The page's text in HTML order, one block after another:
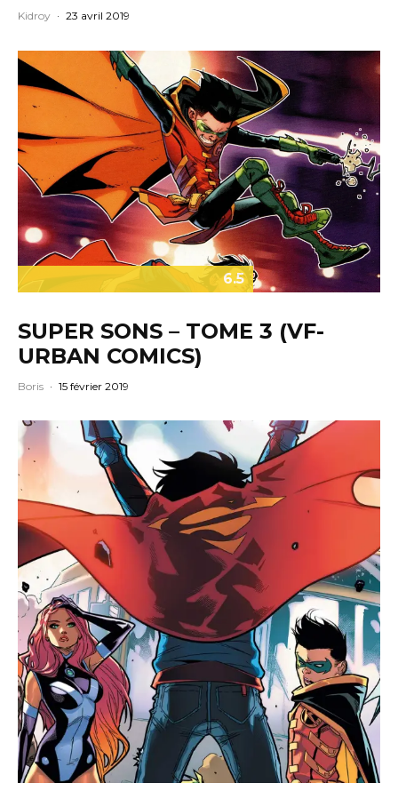
Kidroy · 23 avril 2019
6.5
SUPER SONS – TOME 3 (VF-
URBAN COMICS)
Boris · 15 février 2019